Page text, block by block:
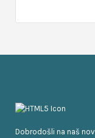
Dobrodošli na naš